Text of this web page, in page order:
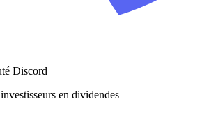
Discord
en dividendes